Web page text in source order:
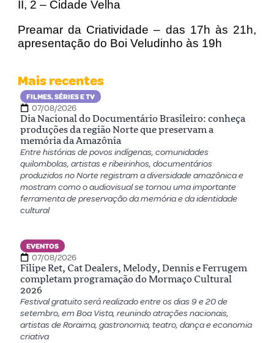
II, 2 – Cidade Velha
Preamar da Criatividade – das 17h às 21h,
apresentação do Boi Veludinho às 19h
Mais recentes
FILMES, SÉRIES E TV
07/08/2026
Dia Nacional do Documentário Brasileiro: conheça
produções da região Norte que preservam a
memória da Amazônia
Entre histórias de povos indígenas, comunidades
quilombolas, artistas e ribeirinhos, documentários
produzidos no Norte registram a diversidade amazônica e
mostram como o audiovisual se tornou uma importante
ferramenta de preservação da memória e da identidade
cultural
EVENTOS
07/08/2026
Filipe Ret, Cat Dealers, Melody, Dennis e Ferrugem
completam programação do Mormaço Cultural
2026
Festival gratuito será realizado entre os dias 9 e 20 de
setembro, em Boa Vista, reunindo atrações nacionais,
artistas de Roraima, gastronomia, teatro, dança e economia
criativa